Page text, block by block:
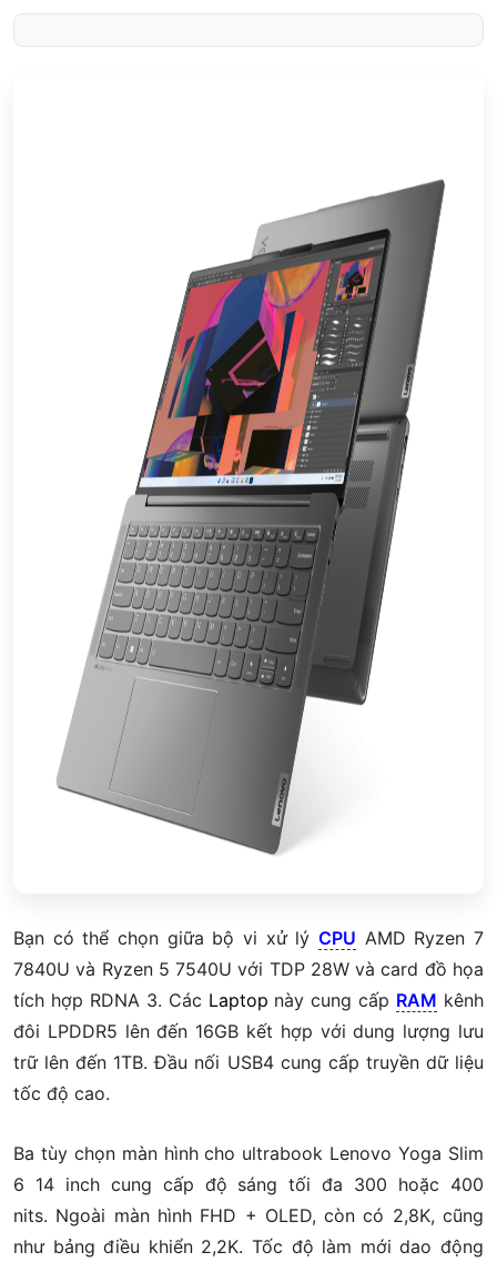
Bạn có thể chọn giữa bộ vi xử lý CPU AMD Ryzen 7
7840U và Ryzen 5 7540U với TDP 28W và card đồ họa
tích hợp RDNA 3. Các Laptop này cung cấp RAM kênh
đôi LPDDR5 lên đến 16GB kết hợp với dung lượng lưu
trữ lên đến 1TB.Đầu nối USB4 cung cấp truyền dữ liệu
tốc độ cao.
Ba tùy chọn màn hình cho ultrabook Lenovo Yoga Slim
6 14 inch cung cấp độ sáng tối đa 300 hoặc 400
nits. Ngoài màn hình FHD + OLED, còn có 2,8K, cũng
như bảng điều khiển 2,2K. Tốc độ làm mới dao động